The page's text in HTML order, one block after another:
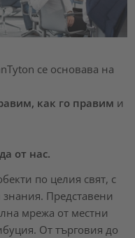
се основава на
как го правим и
от нас.
по целия свят, с
Представени
мрежа от местни
От търговия до